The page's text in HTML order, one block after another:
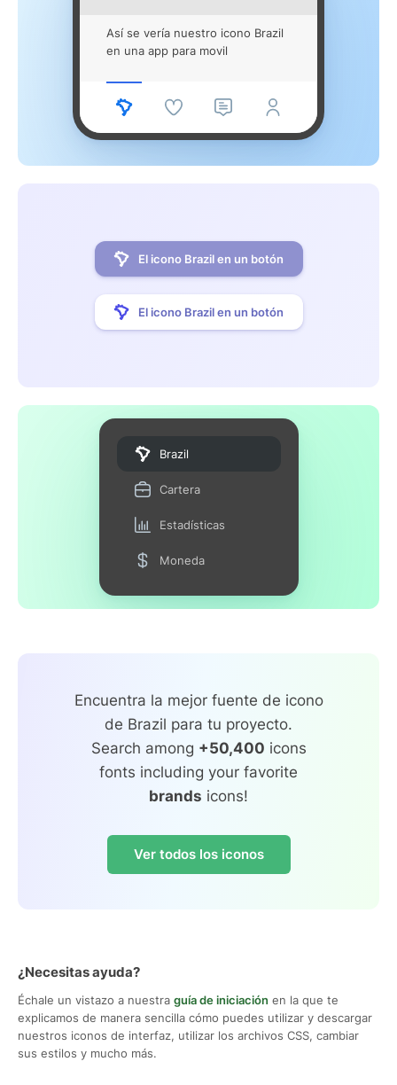
Así se vería nuestro icono Brazil
en una app para movil
El icono Brazil en un botón
El icono Brazil en un botón
Brazil
Cartera
Estadísticas
Moneda
Encuentra la mejor fuente de icono
de Brazil para tu proyecto.
Search among +50,400 icons
fonts including your favorite
brands icons!
Ver todos los iconos
¿Necesitas ayuda?
Échale un vistazo a nuestra guía de iniciación en la que te
explicamos de manera sencilla cómo puedes utilizar y descargar
nuestros iconos de interfaz, utilizar los archivos CSS, cambiar
sus estilos y mucho más.